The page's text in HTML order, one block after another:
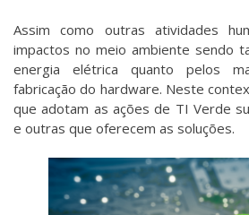
Assim como outras atividades
impactos no meio ambiente sendo
energia elétrica quanto pelos
fabricação do hardware. Neste
que adotam as ações de TI Verde
e outras que oferecem as soluções.